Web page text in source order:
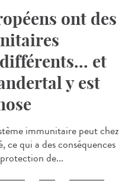
ont des
et
y est
immunitaire peut chez
ce qui a des conséquences
de...